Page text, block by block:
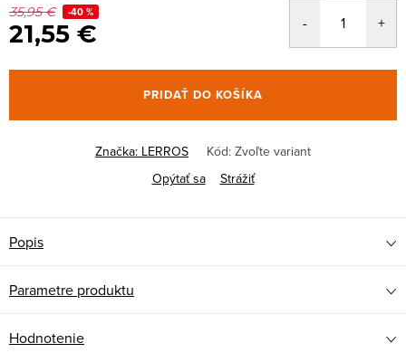
35,95 € -40 %
21,55 €
PRIDAŤ DO KOŠÍKA
Značka: LERROS Kód: Zvoľte variant
Opýtať sa
Strážiť
Popis
Parametre produktu
Hodnotenie